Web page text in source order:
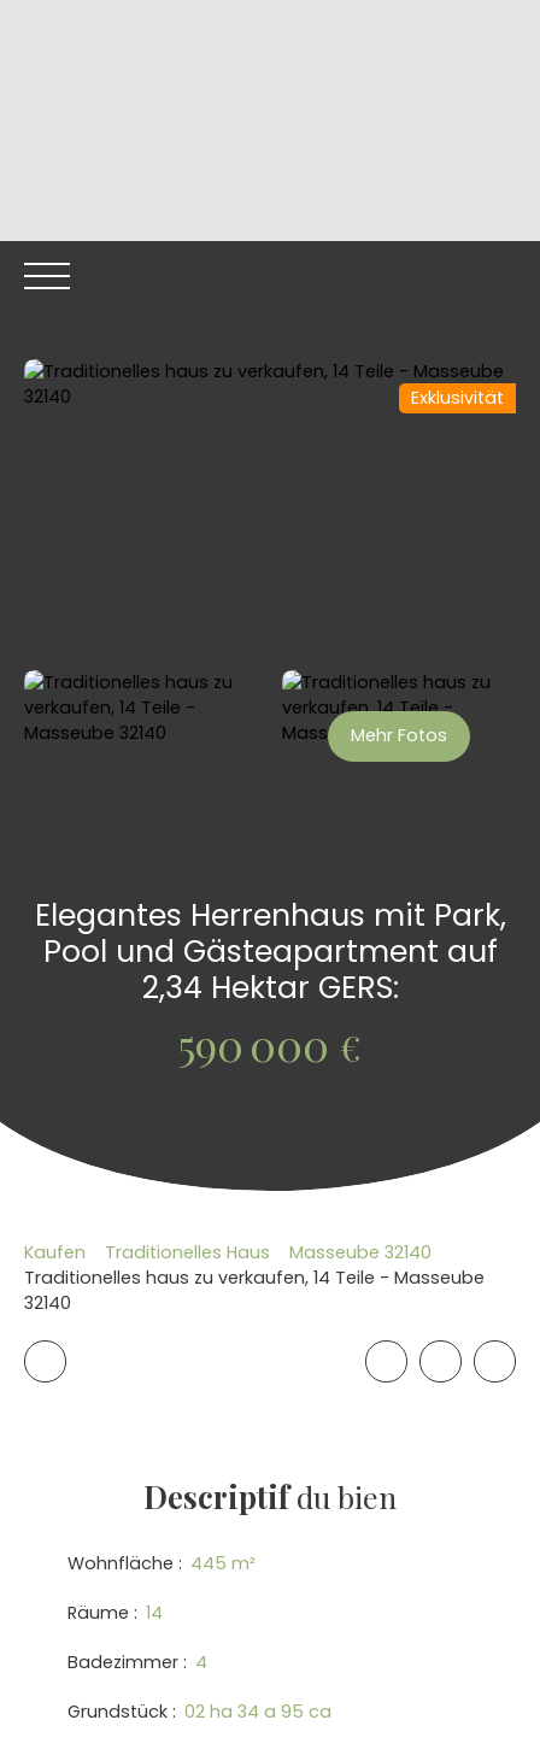
Exklusivität
Mehr Fotos
Elegantes Herrenhaus mit Park,
Pool und Gästeapartment auf
2,34 Hektar GERS:
590 000 €
Kaufen Traditionelles Haus
Masseube 32140
Traditionelles haus zu verkaufen, 14 Teile - Masseube
32140
Descriptifdu bien
Wohnfläche : 445 m²
Räume : 14
Badezimmer : 4
Grundstück : 02 ha 34 a 95 ca